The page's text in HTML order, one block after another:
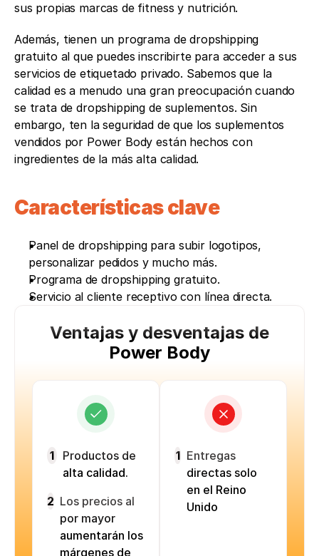
sus propias marcas de fitness y nutrición.
Además, tienen un programa de dropshipping
gratuito al que puedes inscribirte para acceder a sus
servicios de etiquetado privado. Sabemos que la
calidad es a menudo una gran preocupación cuando
se trata de dropshipping de suplementos. Sin
embargo, ten la seguridad de que los suplementos
vendidos por Power Body están hechos con
ingredientes de la más alta calidad.
Características clave
Panel de dropshipping para subir logotipos,
personalizar pedidos y mucho más.
Programa de dropshipping gratuito.
Servicio al cliente receptivo con línea directa.
Ventajas y desventajas de
Power Body
1
Productos de
alta calidad.
2 Los precios al
por mayor
aumentarán los
márgenes de
1 Entregas
directas solo
en el Reino
Unido